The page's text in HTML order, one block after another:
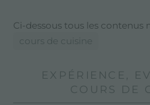
Ci-dessous tous les contenus
cours de cuisine
EXPÉRIENCE,
COURS DE